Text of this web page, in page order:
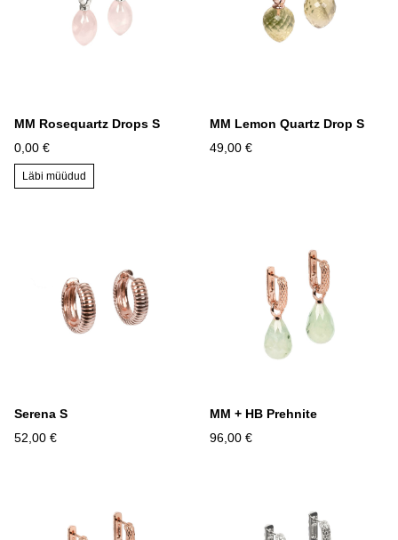
MM Rosequartz Drops S
0,00 €
Läbi müüdud
MM Lemon Quartz Drop S
49,00 €
Serena S
52,00 €
MM + HB Prehnite
96,00 €